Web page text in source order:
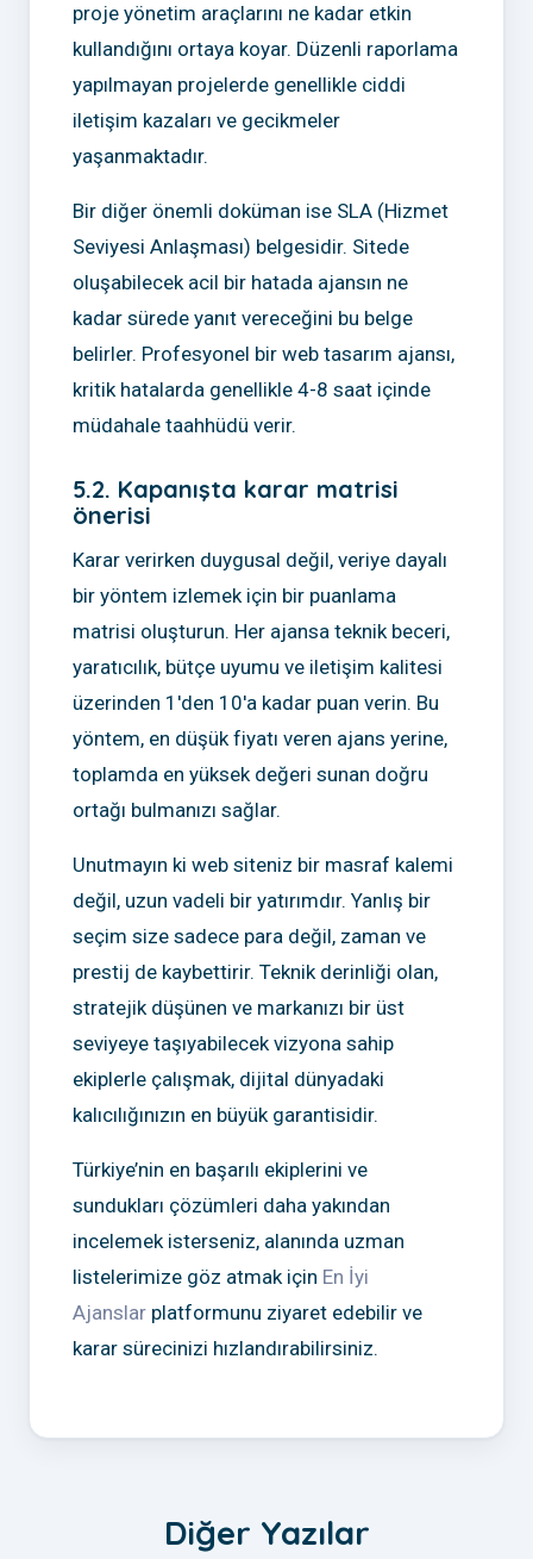
proje yönetim araçlarını ne kadar etkin
kullandığını ortaya koyar. Düzenli raporlama
yapılmayan projelerde genellikle ciddi
iletişim kazaları ve gecikmeler
yaşanmaktadır.
Bir diğer önemli doküman ise SLA (Hizmet
Seviyesi Anlaşması) belgesidir. Sitede
oluşabilecek acil bir hatada ajansın ne
kadar sürede yanıt vereceğini bu belge
belirler. Profesyonel bir web tasarım ajansı,
kritik hatalarda genellikle 4-8 saat içinde
müdahale taahhüdü verir.
5.2. Kapanışta karar matrisi
önerisi
Karar verirken duygusal değil, veriye dayalı
bir yöntem izlemek için bir puanlama
matrisi oluşturun. Her ajansa teknik beceri,
yaratıcılık, bütçe uyumu ve iletişim kalitesi
üzerinden 1'den 10'a kadar puan verin. Bu
yöntem, en düşük fiyatı veren ajans yerine,
toplamda en yüksek değeri sunan doğru
ortağı bulmanızı sağlar.
Unutmayın ki web siteniz bir masraf kalemi
değil, uzun vadeli bir yatırımdır. Yanlış bir
seçim size sadece para değil, zaman ve
prestij de kaybettirir. Teknik derinliği olan,
stratejik düşünen ve markanızı bir üst
seviyeye taşıyabilecek vizyona sahip
ekiplerle çalışmak, dijital dünyadaki
kalıcılığınızın en büyük garantisidir.
Türkiye’nin en başarılı ekiplerini ve
sundukları çözümleri daha yakından
incelemek isterseniz, alanında uzman
listelerimize göz atmak için En İyi
Ajanslar platformunu ziyaret edebilir ve
karar sürecinizi hızlandırabilirsiniz.
Diğer Yazılar